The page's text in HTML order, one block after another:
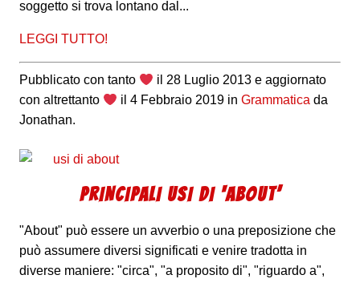
soggetto si trova lontano dal...
LEGGI TUTTO!
Pubblicato con tanto il28 Luglio 2013 e aggiornato
con altrettanto
il4 Febbraio 2019 inGrammatica da
Jonathan.
PRINCIPALI USI DI ‘ABOUT’
"About" può essere un avverbio o una preposizione che
può assumere diversi significati e venire tradotta in
diverse maniere: "circa", "a proposito di", "riguardo a",